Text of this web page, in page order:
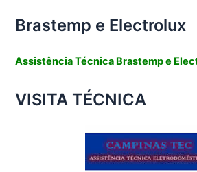
Brastemp e Electrolux
Assistência Técnica Brastemp e
VISITA TÉCNICA